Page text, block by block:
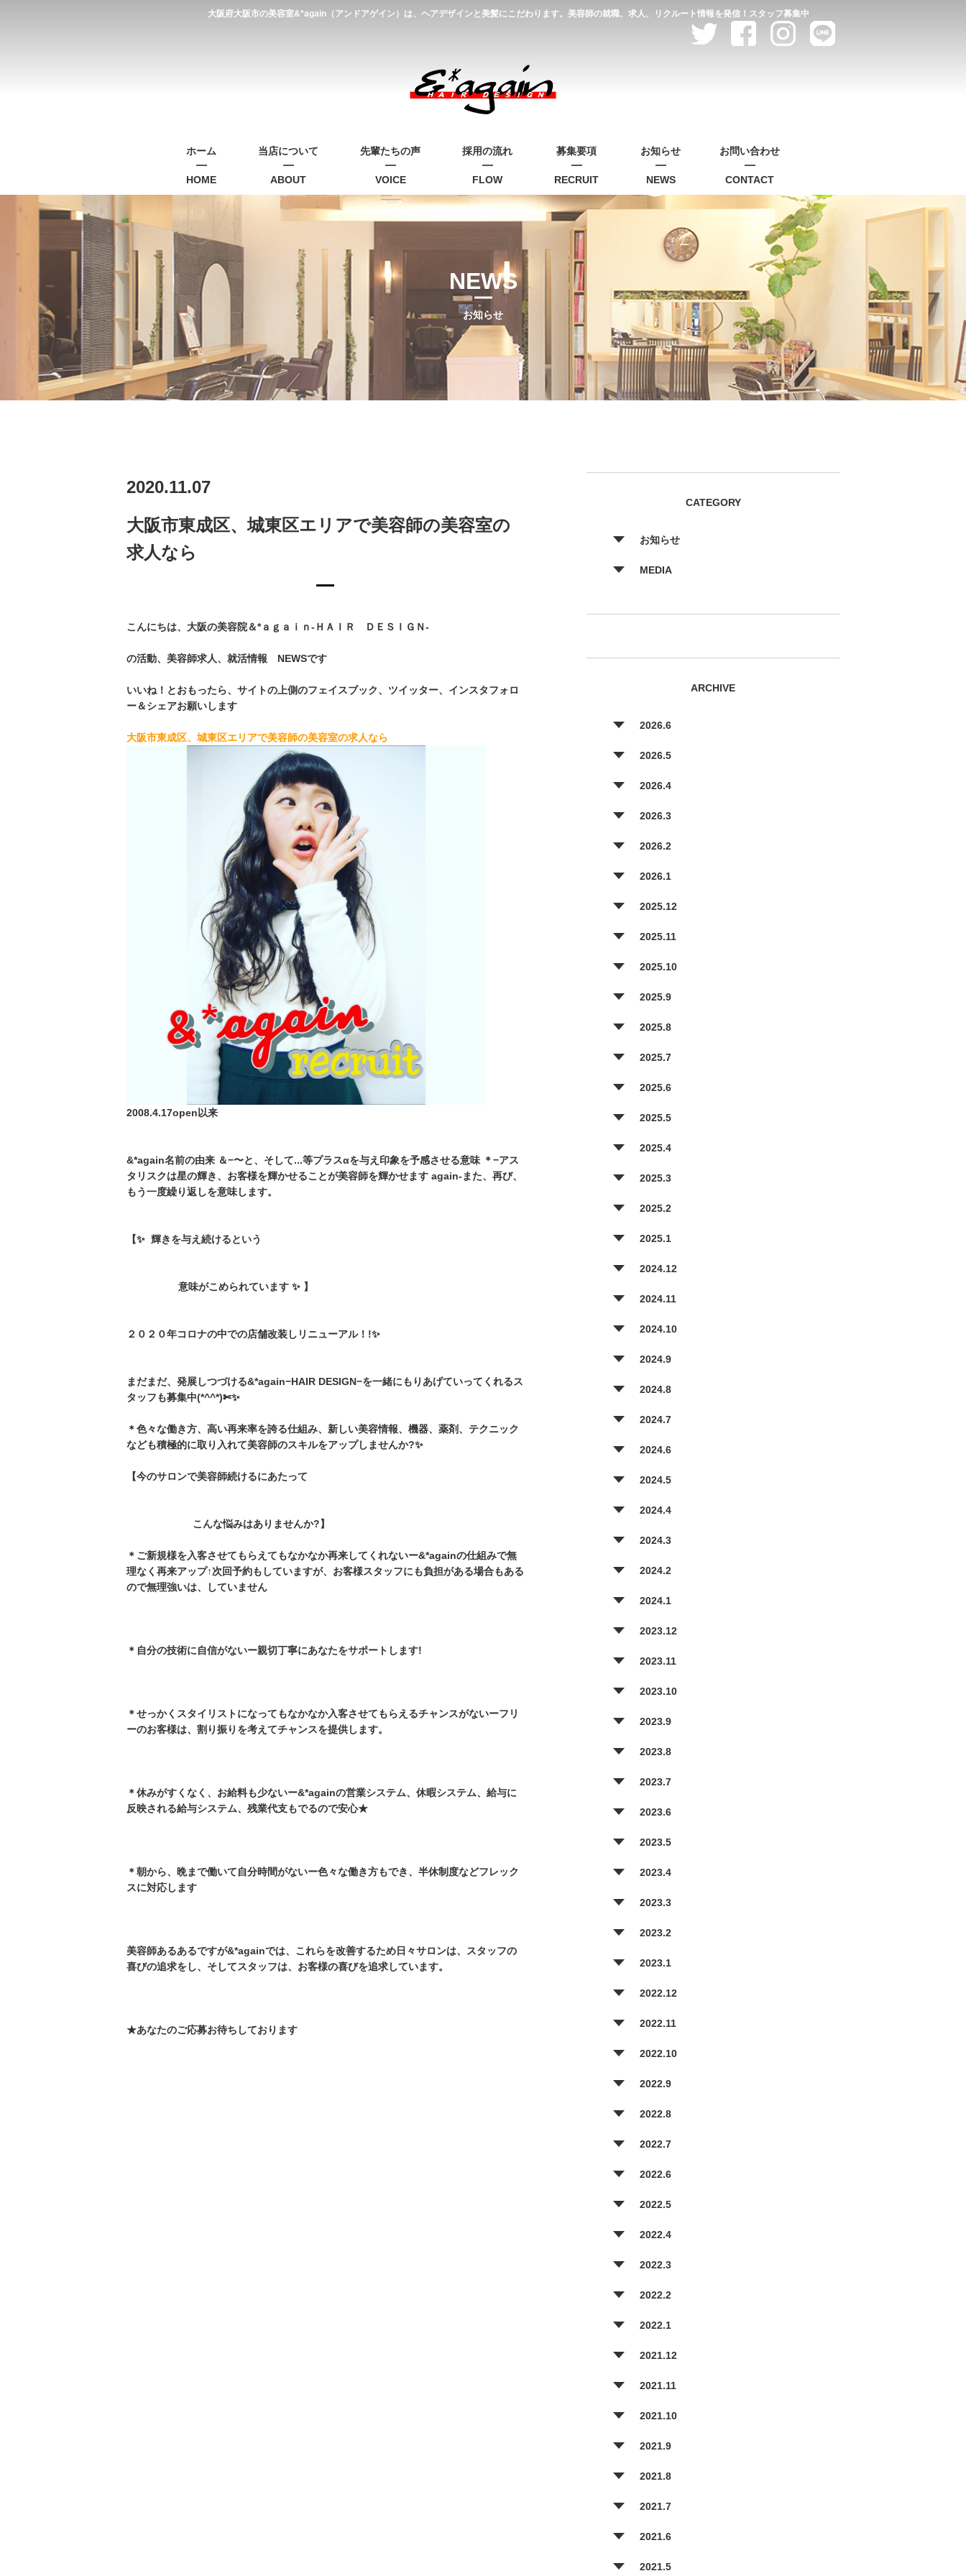
大阪府大阪市の美容室&*again（アンドアゲイン）は、ヘアデザインと美髪にこだわります。美容師の就職、求人、リクルート情報を発信！スタッフ募集中
ホーム
HOME
当店について
ABOUT
先輩たちの声
VOICE
採用の流れ
FLOW
募集要項
RECRUIT
お知らせ
NEWS
お問い合わせ
CONTACT
NEWS
お知らせ
2020.11.07
大阪市東成区、城東区エリアで美容師の美容室の
求人なら
こんにちは、大阪の美容院＆*ａｇａｉｎ-ＨＡＩＲ ＤＥＳＩＧＮ-
の活動、美容師求人、就活情報 NEWSです
いいね！とおもったら、サイトの上側のフェイスブック、ツイッター、インスタフォロ
ー＆シェアお願いします
大阪市東成区、城東区エリアで美容師の美容室の求人なら
2008.4.17open以来
&*again名前の由来 ＆−〜と、そして...等プラスαを与え印象を予感させる意味 ＊−アス
タリスクは星の輝き、お客様を輝かせることが美容師を輝かせます again-また、再び、
もう一度繰り返しを意味します。
【✨ 輝きを与え続けるという
意味がこめられています ✨ 】
２０２０年コロナの中での店舗改装しリニューアル！!✨
まだまだ、発展しつづける&*again−HAIR DESIGN−を一緒にもりあげていってくれるス
タッフも募集中(*^^*)✄✨
＊色々な働き方、高い再来率を誇る仕組み、新しい美容情報、機器、薬剤、テクニック
なども積極的に取り入れて美容師のスキルをアップしませんか?✨
【今のサロンで美容師続けるにあたって
こんな悩みはありませんか?】
＊ご新規様を入客させてもらえてもなかなか再来してくれないー&*againの仕組みで無
理なく再来アップ↑次回予約もしていますが、お客様スタッフにも負担がある場合もある
ので無理強いは、していません
＊自分の技術に自信がないー親切丁寧にあなたをサポートします!
＊せっかくスタイリストになってもなかなか入客させてもらえるチャンスがないーフリ
ーのお客様は、割り振りを考えてチャンスを提供します。
＊休みがすくなく、お給料も少ないー&*againの営業システム、休暇システム、給与に
反映される給与システム、残業代支もでるので安心★
＊朝から、晩まで働いて自分時間がないー色々な働き方もでき、半休制度などフレック
スに対応します
美容師あるあるですが&*againでは、これらを改善するため日々サロンは、スタッフの
喜びの追求をし、そしてスタッフは、お客様の喜びを追求しています。
★あなたのご応募お待ちしております
CATEGORY
お知らせ
MEDIA
ARCHIVE
2026.6
2026.5
2026.4
2026.3
2026.2
2026.1
2025.12
2025.11
2025.10
2025.9
2025.8
2025.7
2025.6
2025.5
2025.4
2025.3
2025.2
2025.1
2024.12
2024.11
2024.10
2024.9
2024.8
2024.7
2024.6
2024.5
2024.4
2024.3
2024.2
2024.1
2023.12
2023.11
2023.10
2023.9
2023.8
2023.7
2023.6
2023.5
2023.4
2023.3
2023.2
2023.1
2022.12
2022.11
2022.10
2022.9
2022.8
2022.7
2022.6
2022.5
2022.4
2022.3
2022.2
2022.1
2021.12
2021.11
2021.10
2021.9
2021.8
2021.7
2021.6
2021.5